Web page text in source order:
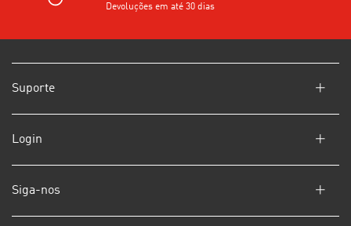
Devoluções em até 30 dias
Suporte
Login
Siga-nos